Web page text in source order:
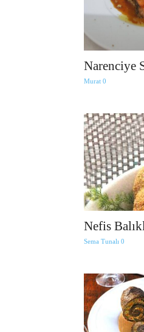
Narenciye
Murat 0
Nefis
Sema Tunalı 0